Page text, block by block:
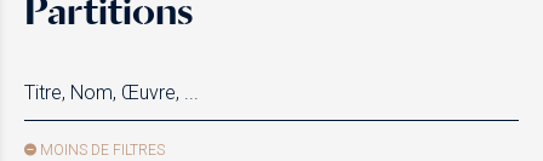
Partitions
MOINS DE FILTRES